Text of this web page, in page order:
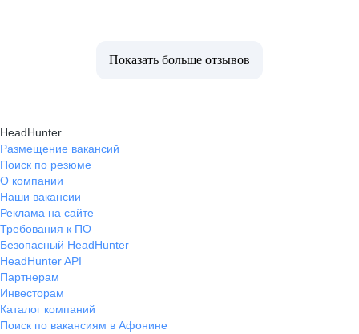
Показать больше отзывов
HeadHunter
Размещение вакансий
Поиск по резюме
О компании
Наши вакансии
Реклама на сайте
Требования к ПО
Безопасный HeadHunter
HeadHunter API
Партнерам
Инвесторам
Каталог компаний
Поиск по вакансиям в Афонине